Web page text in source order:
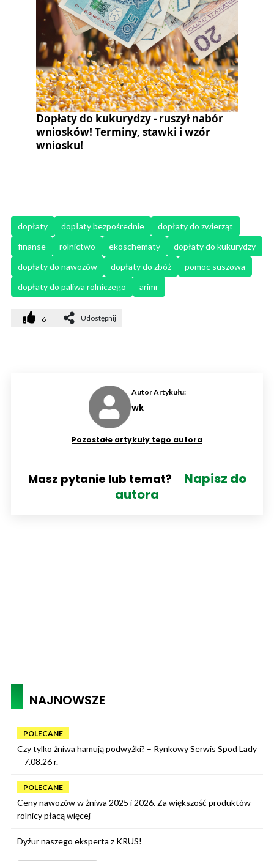
Dopłaty do kukurydzy - ruszył nabór
wniosków! Terminy, stawki i wzór
wniosku!
dopłaty dopłaty bezpośrednie
dopłaty do zwierząt
finanse
rolnictwo ekoschematy
dopłaty do kukurydzy
dopłaty do nawozów
dopłaty do zbóż
pomoc suszowa
dopłaty do paliwa rolniczego
arimr
6 Udostępnij
Autor Artykułu:
wk
Pozostałe artykuły tego autora
Masz pytanie lub temat?
Napisz do
autora
NAJNOWSZE
POLECANE
Czy tylko żniwa hamują podwyżki? – Rynkowy Serwis Spod Lady
– 7.08.26 r.
POLECANE
Ceny nawozów w żniwa 2025 i 2026. Za większość produktów
rolnicy płacą więcej
Dyżur naszego eksperta z KRUS!